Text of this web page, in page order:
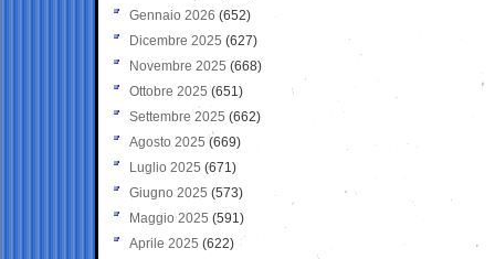
Gennaio 2026 (652)
Dicembre 2025 (627)
Novembre 2025 (668)
Ottobre 2025 (651)
Settembre 2025 (662)
Agosto 2025 (669)
Luglio 2025 (671)
Giugno 2025 (573)
Maggio 2025 (591)
Aprile 2025 (622)